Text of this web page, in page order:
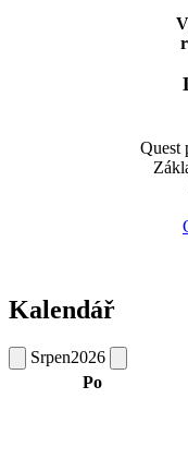
Quest
Kalendář
Srpen2026
Po